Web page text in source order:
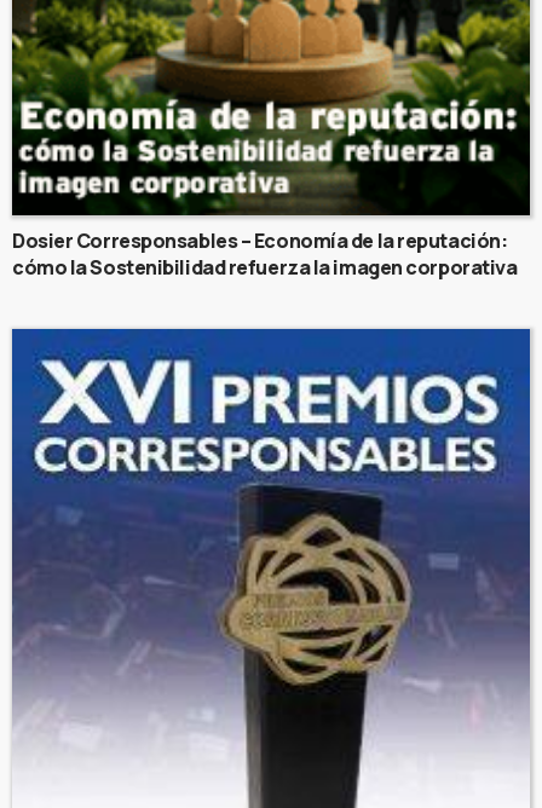
Dosier Corresponsables – Economía de la reputación:
cómo la Sostenibilidad refuerza la imagen corporativa